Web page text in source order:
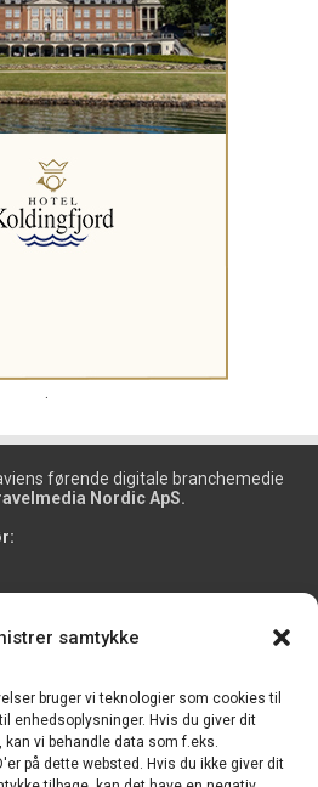
samtykke
bruger vi teknologier som cookies til
enhedsoplysninger. Hvis du giver dit
vi behandle data som f.eks.
på dette websted. Hvis du ikke giver dit
førende digitale branchemedie
Nordic ApS.